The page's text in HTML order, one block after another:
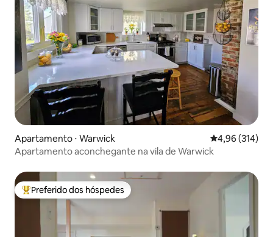
Apartamento ⋅ Warwick 4,96 de uma
4,96 (314)
Apartamento aconchegante na vila de Warwick
Entre os melhores preferidos dos hóspedes
Preferido dos hóspedes